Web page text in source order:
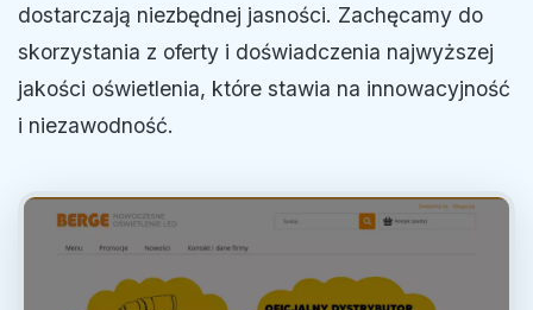
dostarczają niezbędnej jasności. Zachęcamy do
skorzystania z oferty i doświadczenia najwyższej
jakości oświetlenia, które stawia na innowacyjność
i niezawodność.